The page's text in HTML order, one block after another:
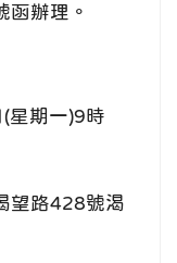
函辦理。
星期一)9時
望路428號渴